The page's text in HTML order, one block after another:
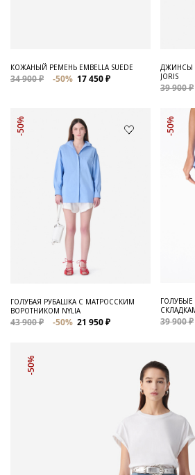
Распродажа
Для нее
Сумки и
КОЖАНЫЙ РЕМЕНЬ EMBELLA SUEDE
34 900 ₽ -50% 17 450 ₽
ДЖИНСЫ
JORIS
39 900 ₽
-50%
ГОЛУБАЯ РУБАШКА С МАТРОССКИМ
ВОРОТНИКОМ NYLIA
43 900 ₽ -50% 21 950 ₽
-50%
39 900 ₽
-50%